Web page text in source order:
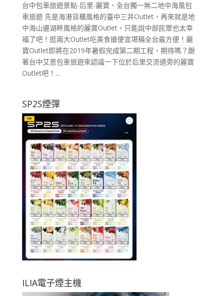
台中包車旅遊景點-后里-麗寶、全台獨一無二地中海風包
車旅遊 先是海港貨櫃風格的臺中三井Outlet，再來就是地
中海山邊湖畔風格的麗寶Outlet，只能說中部民眾也太幸
福了吧！逛兩大Outlet吃美食搶便宜堪稱全台最方便！麗
寶Outlet即將在2019年暑假完成第二期工程，期待嗎？跟
著台中艾恩包車旅遊來認識一下位於后里交流道旁的麗寶
Outlet吧！...
SP2S煙彈
ILIA電子煙主機